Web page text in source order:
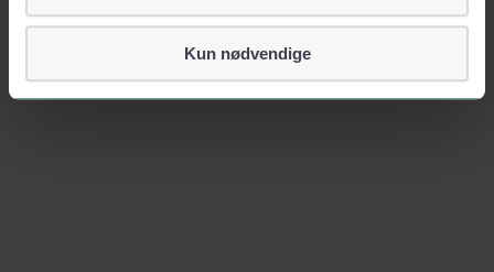
identifiserer deg, som navn eller telefonnummer.
Kun nødvendige